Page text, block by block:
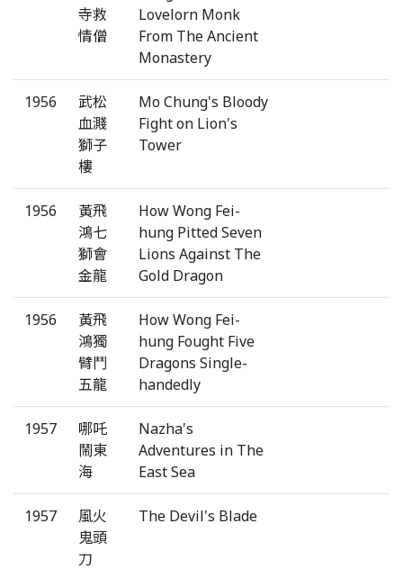
寺救
情僧
Lovelorn Monk
From The Ancient
Monastery
1956
武松
血濺
獅子
樓
Mo Chung's Bloody
Fight on Lion's
Tower
1956
黃飛
鴻七
獅會
金龍
How Wong Fei-
hung Pitted Seven
Lions Against The
Gold Dragon
1956
黃飛
鴻獨
臂鬥
五龍
How Wong Fei-
hung Fought Five
Dragons Single-
handedly
1957
哪吒
鬧東
海
Nazha's
Adventures in The
East Sea
1957
風火
鬼頭
刀
The Devil's Blade